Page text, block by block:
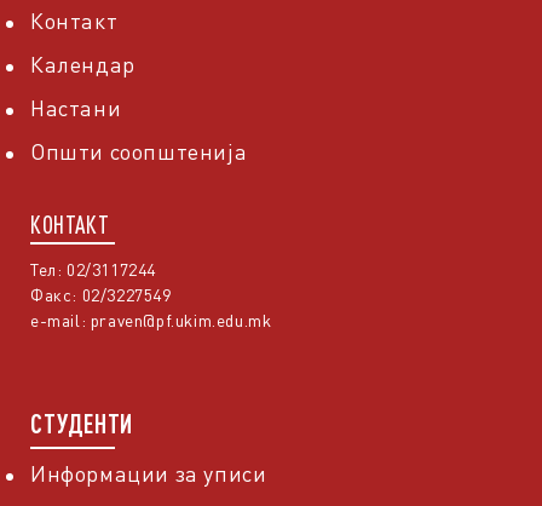
Контакт
Календар
Настани
Општи соопштенија
КОНТАКТ
Тел: 02/3117244
Факс: 02/3227549
e-mail: praven@pf.ukim.edu.mk
СТУДЕНТИ
Информации за уписи